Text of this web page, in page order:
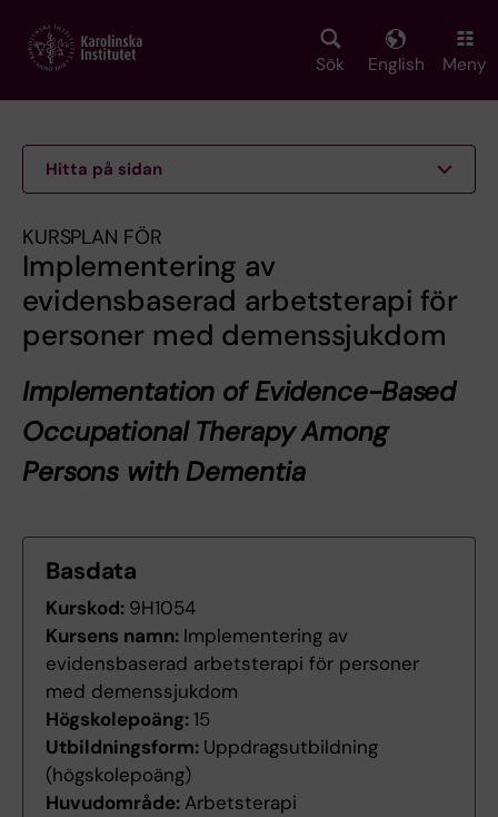
main
Sök English Meny
Hitta på sidan
KURSPLAN FÖR
Implementering av
evidensbaserad arbetsterapi för
personer med demenssjukdom
Implementation of Evidence-Based
Occupational Therapy Among
Persons with Dementia
Basdata
Kurskod: 9H1054
Kursens namn: Implementering av
evidensbaserad arbetsterapi för personer
med demenssjukdom
Högskolepoäng:15
Utbildningsform: Uppdragsutbildning
(högskolepoäng)
Huvudområde: Arbetsterapi